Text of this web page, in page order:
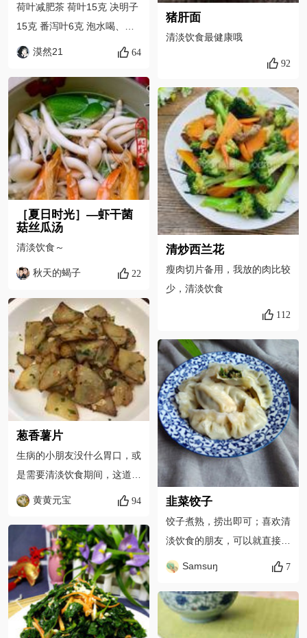
荷叶减肥茶 荷叶15克 决明子
15克 番泻叶6克 泡水喝、饭
后喝 两个星期能瘦12斤、坚
天正常吃饭 清淡饮食 晚上八
点过后不要吃任何东西，如果
很饿就吃个苹果。 本人亲身
饮用过，已经成功瘦了20斤
了。
漠然21 64
［夏日时光］—虾干菌
菇丝瓜汤
清淡饮食～
秋天的蝎子 22
葱香薯片
生病的小朋友没什么胃口，或
是需要清淡饮食期间，这道土
豆，非常香，能解馋。
黄黄元宝 94
猪肝面
清淡饮食最健康哦
92
清炒西兰花
瘦肉切片备用，我放的肉比较
少，清淡饮食
112
韭菜饺子
饺子煮熟，捞出即可；喜欢清
淡饮食的朋友，可以就直接这
么吃。
Samsuŋ 7